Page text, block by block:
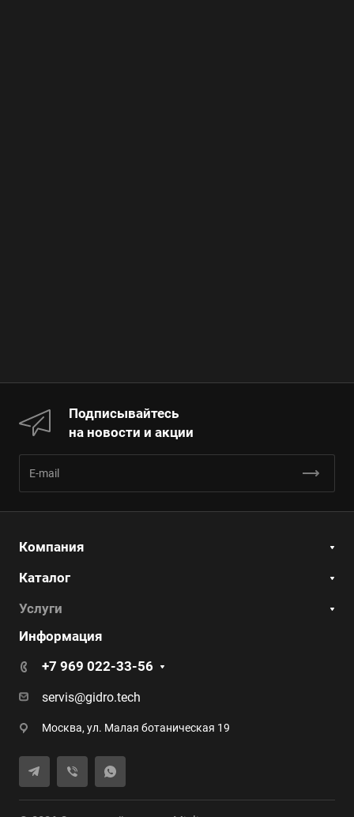
Подписывайтесь
на новости и акции
Компания
Каталог
Услуги
Информация
+7 969 022-33-56
servis@gidro.tech
Москва, ул. Малая ботаническая 19